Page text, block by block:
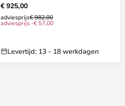
€ 925,00
adviesprijs€ 982,00
adviesprijs -€ 57,00
Levertijd: 13 - 18 werkdagen